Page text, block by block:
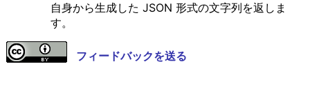
自身から生成した JSON 形式の文字列を返しま
す。
フィードバックを送る